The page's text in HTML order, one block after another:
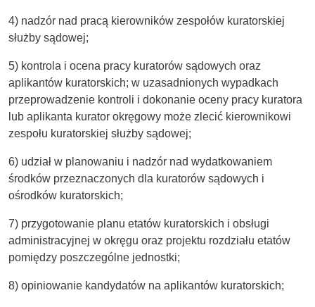
4) nadzór nad pracą kierowników zespołów kuratorskiej
służby sądowej;
5) kontrola i ocena pracy kuratorów sądowych oraz
aplikantów kuratorskich; w uzasadnionych wypadkach
przeprowadzenie kontroli i dokonanie oceny pracy kuratora
lub aplikanta kurator okręgowy może zlecić kierownikowi
zespołu kuratorskiej służby sądowej;
6) udział w planowaniu i nadzór nad wydatkowaniem
środków przeznaczonych dla kuratorów sądowych i
ośrodków kuratorskich;
7) przygotowanie planu etatów kuratorskich i obsługi
administracyjnej w okręgu oraz projektu rozdziału etatów
pomiędzy poszczególne jednostki;
8) opiniowanie kandydatów na aplikantów kuratorskich;